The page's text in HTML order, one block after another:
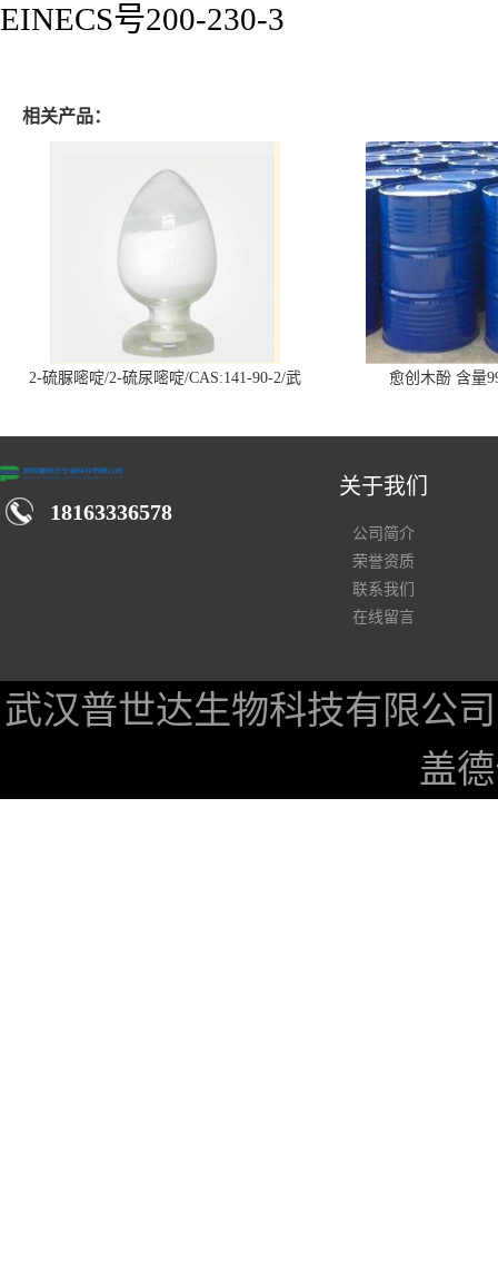
EINECS号200-230-3
相关产品：
2-硫脲嘧啶/2-硫尿嘧啶/CAS:141-90-2/武
愈创木酚 含量
18163336578
关于我们
公司简介
荣誉资质
联系我们
在线留言
武汉普世达生物科技有限公司
盖